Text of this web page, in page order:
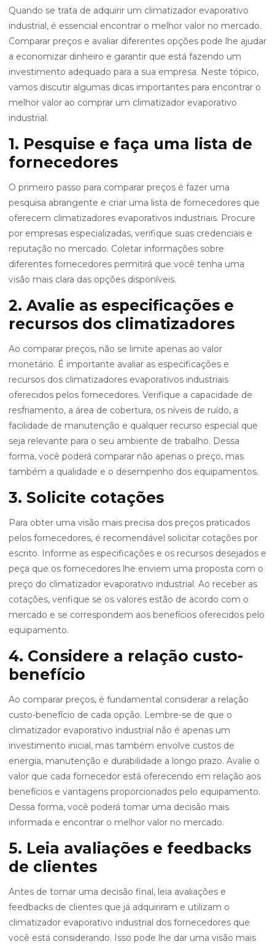
Quando se trata de adquirir um climatizador evaporativo
industrial, é essencial encontrar o melhor valor no mercado.
Comparar preços e avaliar diferentes opções pode lhe ajudar
a economizar dinheiro e garantir que está fazendo um
investimento adequado para a sua empresa. Neste tópico,
vamos discutir algumas dicas importantes para encontrar o
melhor valor ao comprar um climatizador evaporativo
industrial.
1. Pesquise e faça uma lista de
fornecedores
O primeiro passo para comparar preços é fazer uma
pesquisa abrangente e criar uma lista de fornecedores que
oferecem climatizadores evaporativos industriais. Procure
por empresas especializadas, verifique suas credenciais e
reputação no mercado. Coletar informações sobre
diferentes fornecedores permitirá que você tenha uma
visão mais clara das opções disponíveis.
2. Avalie as especificações e
recursos dos climatizadores
Ao comparar preços, não se limite apenas ao valor
monetário. É importante avaliar as especificações e
recursos dos climatizadores evaporativos industriais
oferecidos pelos fornecedores. Verifique a capacidade de
resfriamento, a área de cobertura, os níveis de ruído, a
facilidade de manutenção e qualquer recurso especial que
seja relevante para o seu ambiente de trabalho. Dessa
forma, você poderá comparar não apenas o preço, mas
também a qualidade e o desempenho dos equipamentos.
3. Solicite cotações
Para obter uma visão mais precisa dos preços praticados
pelos fornecedores, é recomendável solicitar cotações por
escrito. Informe as especificações e os recursos desejados e
peça que os fornecedores lhe enviem uma proposta com o
preço do climatizador evaporativo industrial. Ao receber as
cotações, verifique se os valores estão de acordo com o
mercado e se correspondem aos benefícios oferecidos pelo
equipamento.
4. Considere a relação custo-
benefício
Ao comparar preços, é fundamental considerar a relação
custo-benefício de cada opção. Lembre-se de que o
climatizador evaporativo industrial não é apenas um
investimento inicial, mas também envolve custos de
energia, manutenção e durabilidade a longo prazo. Avalie o
valor que cada fornecedor está oferecendo em relação aos
benefícios e vantagens proporcionados pelo equipamento.
Dessa forma, você poderá tomar uma decisão mais
informada e encontrar o melhor valor no mercado.
5. Leia avaliações e feedbacks
de clientes
Antes de tomar uma decisão final, leia avaliações e
feedbacks de clientes que já adquiriram e utilizam o
climatizador evaporativo industrial dos fornecedores que
você está considerando. Isso pode lhe dar uma visão mais